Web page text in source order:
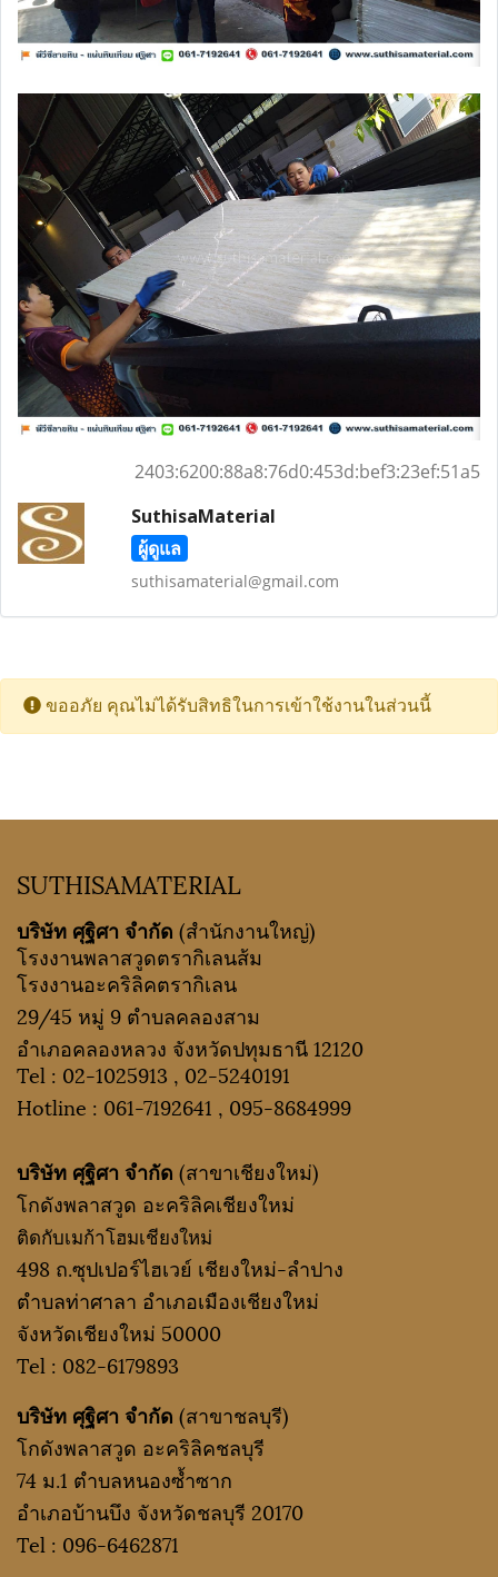
2403:6200:88a8:76d0:453d:bef3:23ef:51a5
SuthisaMaterial
ผู้ดูแล
suthisamaterial@gmail.com
ขออภัย คุณไม่ได้รับสิทธิในการเข้าใช้งานในส่วนนี้
SUTHISAMATERIAL
บริษัท ศุฐิศา จำกัด (สำนักงานใหญ่)
โรงงานพลาสวูดตรากิเลนส้ม
โรงงานอะคริลิคตรากิเลน
29/45 หมู่ 9 ตำบลคลองสาม
อำเภอคลองหลวง จังหวัดปทุมธานี 12120
Tel : 02-1025913 , 02-5240191
Hotline : 061-7192641 , 095-8684999
บริษัท ศุฐิศา จำกัด (สาขาเชียงใหม่)
โกดังพลาสวูด อะคริลิคเชียงใหม่
ติดกับเมก้าโฮมเชียงใหม่
498 ถ.ซุปเปอร์ไฮเวย์ เชียงใหม่-ลำปาง
ตำบลท่าศาลา อำเภอเมืองเชียงใหม่
จังหวัดเชียงใหม่ 50000
Tel : 082-6179893
บริษัท ศุฐิศา จำกัด (สาขาชลบุรี)
โกดังพลาสวูด อะคริลิคชลบุรี
74 ม.1 ตำบลหนองซ้ำซาก
อำเภอบ้านบึง จังหวัดชลบุรี 20170
Tel : 096-6462871